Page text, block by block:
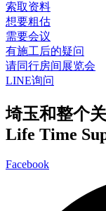
索取资料
想要粗估
需要会议
有施工后的疑问
请同行房间展览会
LINE询问
埼玉和整个
Life Time
Facebook